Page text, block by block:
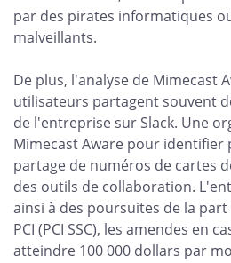
par des pirates informatiques
malveillants.
De plus, l'analyse de Mimecast
utilisateurs partagent souvent
de l'entreprise sur Slack. Une
Mimecast Aware pour identifier
partage de numéros de cartes
des outils de collaboration.
ainsi à des poursuites de la
PCI (PCI SSC), les amendes en
atteindre 100 000 dollars par